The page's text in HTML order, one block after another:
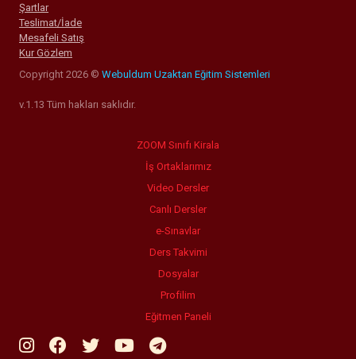
Şartlar
Teslimat/İade
Mesafeli Satış
Kur Gözlem
Copyright 2026 © Webuldum Uzaktan Eğitim Sistemleri
v.1.13 Tüm hakları saklıdır.
ZOOM Sınıfı Kirala
İş Ortaklarımız
Video Dersler
Canlı Dersler
e-Sınavlar
Ders Takvimi
Dosyalar
Profilim
Eğitmen Paneli